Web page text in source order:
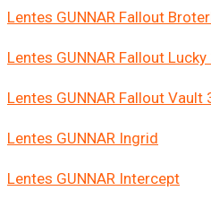
Lentes GUNNAR Fallout
Lentes GUNNAR Fallout Lucky
Lentes GUNNAR Fallout Vault
Lentes GUNNAR Ingrid
Lentes GUNNAR Intercept